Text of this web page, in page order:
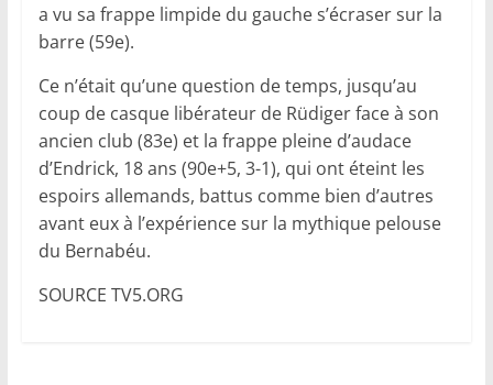
a vu sa frappe limpide du gauche s’écraser sur la
barre (59e).
Ce n’était qu’une question de temps, jusqu’au
coup de casque libérateur de Rüdiger face à son
ancien club (83e) et la frappe pleine d’audace
d’Endrick, 18 ans (90e+5, 3-1), qui ont éteint les
espoirs allemands, battus comme bien d’autres
avant eux à l’expérience sur la mythique pelouse
du Bernabéu.
SOURCE TV5.ORG